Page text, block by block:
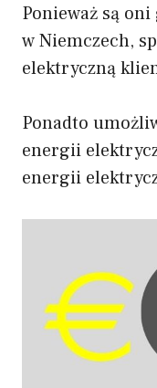
Ponieważ są
w Niemczech,
elektryczną
Ponadto
energii
energii